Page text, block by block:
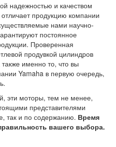
надежностью и качеством
продукцию компании
нами научно-
постоянное
Проверенная
продувкой цилиндров
именно то, что вы
Yamaha в первую очередь,
эти моторы, тем не менее,
представителями
так и по содержанию. Время
вашего выбора.